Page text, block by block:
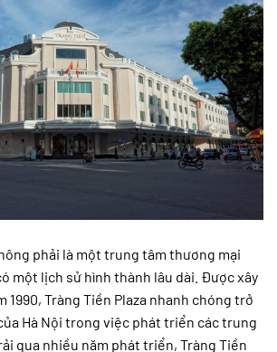
phải là một trung tâm thương mại
một lịch sử hình thành lâu dài. Được xây
1990, Tràng Tiền Plaza nhanh chóng trở
Hà Nội trong việc phát triển các trung
qua nhiều năm phát triển, Tràng Tiền